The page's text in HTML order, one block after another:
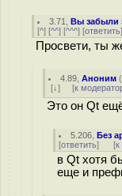
3.71 ,Вы забыли
[^] [^^] [^^^] [ответить]
Просвети, ты
4.89 ,Аноним (
[↓] [к
Это он Qt
5.206 ,Без
[ответить] [к
в Qt хотя
еще и